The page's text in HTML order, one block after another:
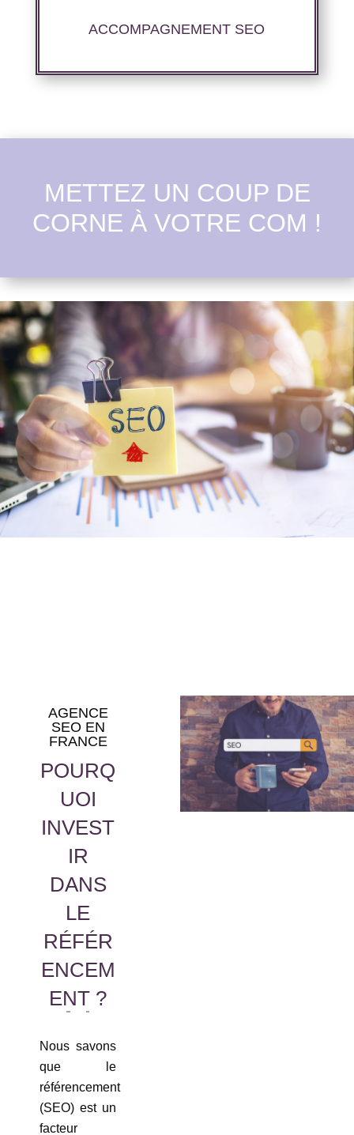
ACCOMPAGNEMENT SEO
nous avons mise en place.
METTEZ UN COUP DE
CORNE À VOTRE COM !
AGENCE
SEO EN
FRANCE
POURQ
UOI
INVEST
IR
DANS
LE
RÉFÉR
ENCEM
ENT ?
Nous savons
que le
référencement
(SEO) est un
facteur